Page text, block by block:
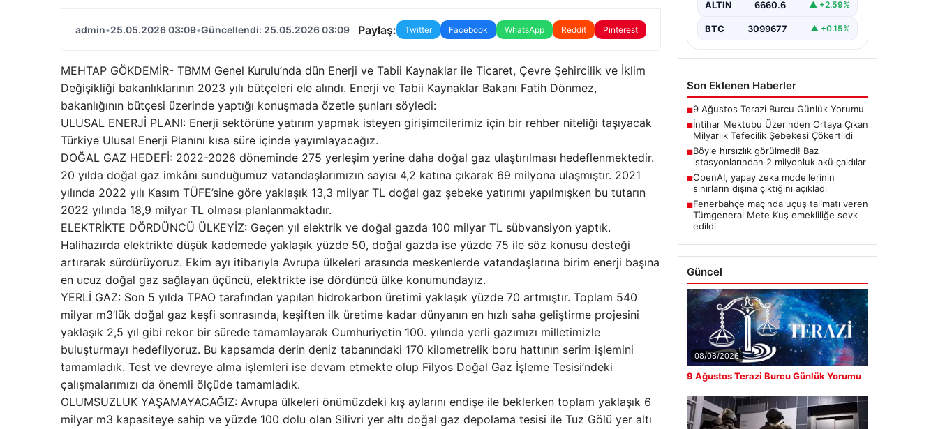
admin•25.05.2026 03:09•Güncellendi: 25.05.2026 03:09 Paylaş: Twitter Facebook WhatsApp Reddit Pinterest
MEHTAP GÖKDEMİR- TBMM Genel Kurulu’nda dün Enerji ve Tabii Kaynaklar ile Ticaret, Çevre Şehircilik ve İklim
Değişikliği bakanlıklarının 2023 yılı bütçeleri ele alındı. Enerji ve Tabii Kaynaklar Bakanı Fatih Dönmez,
bakanlığının bütçesi üzerinde yaptığı konuşmada özetle şunları söyledi:
ULUSAL ENERJİ PLANI: Enerji sektörüne yatırım yapmak isteyen girişimcilerimiz için bir rehber niteliği taşıyacak
Türkiye Ulusal Enerji Planını kısa süre içinde yayımlayacağız.
DOĞAL GAZ HEDEFİ: 2022-2026 döneminde 275 yerleşim yerine daha doğal gaz ulaştırılması hedeflenmektedir.
20 yılda doğal gaz imkânı sunduğumuz vatandaşlarımızın sayısı 4,2 katına çıkarak 69 milyona ulaşmıştır. 2021
yılında 2022 yılı Kasım TÜFE’sine göre yaklaşık 13,3 milyar TL doğal gaz şebeke yatırımı yapılmışken bu tutarın
2022 yılında 18,9 milyar TL olması planlanmaktadır.
ELEKTRİKTE DÖRDÜNCÜ ÜLKEYİZ: Geçen yıl elektrik ve doğal gazda 100 milyar TL sübvansiyon yaptık.
Halihazırda elektrikte düşük kademede yaklaşık yüzde 50, doğal gazda ise yüzde 75 ile söz konusu desteği
artırarak sürdürüyoruz. Ekim ayı itibarıyla Avrupa ülkeleri arasında meskenlerde vatandaşlarına birim enerji başına
en ucuz doğal gaz sağlayan üçüncü, elektrikte ise dördüncü ülke konumundayız.
YERLİ GAZ: Son 5 yılda TPAO tarafından yapılan hidrokarbon üretimi yaklaşık yüzde 70 artmıştır. Toplam 540
milyar m3’lük doğal gaz keşfi sonrasında, keşiften ilk üretime kadar dünyanın en hızlı saha geliştirme projesini
yaklaşık 2,5 yıl gibi rekor bir sürede tamamlayarak Cumhuriyetin 100. yılında yerli gazımızı milletimizle
buluşturmayı hedefliyoruz. Bu kapsamda derin deniz tabanındaki 170 kilometrelik boru hattının serim işlemini
tamamladık. Test ve devreye alma işlemleri ise devam etmekte olup Filyos Doğal Gaz İşleme Tesisi’ndeki
çalışmalarımızı da önemli ölçüde tamamladık.
OLUMSUZLUK YAŞAMAYACAĞIZ: Avrupa ülkeleri önümüzdeki kış aylarını endişe ile beklerken toplam yaklaşık 6
milyar m3 kapasiteye sahip ve yüzde 100 dolu olan Silivri yer altı doğal gaz depolama tesisi ile Tuz Gölü yer altı
sonucu, büyük çaplı…
ALTIN 6660.6 ▲ +2.59%
BTC 3099677 ▲ +0.15%
Son Eklenen Haberler
■9 Ağustos Terazi Burcu Günlük Yorumu
■İntihar Mektubu Üzerinden Ortaya Çıkan
Milyarlık Tefecilik Şebekesi Çökertildi
■Böyle hırsızlık görülmedi! Baz
istasyonlarından 2 milyonluk akü çaldılar
■OpenAI, yapay zeka modellerinin
sınırların dışına çıktığını açıkladı
■Fenerbahçe maçında uçuş talimatı veren
Tümgeneral Mete Kuş emekliliğe sevk
edildi
Güncel
08/08/2026
9 Ağustos Terazi Burcu Günlük Yorumu